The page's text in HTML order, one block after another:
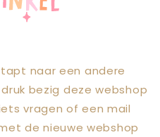
naar een andere
bezig deze webshop
vragen of een mail
de nieuwe webshop